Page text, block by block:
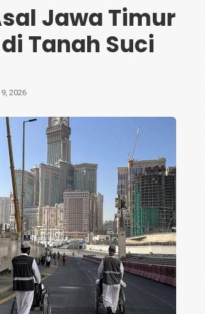
Jawa Timur
Tanah Suci
2026